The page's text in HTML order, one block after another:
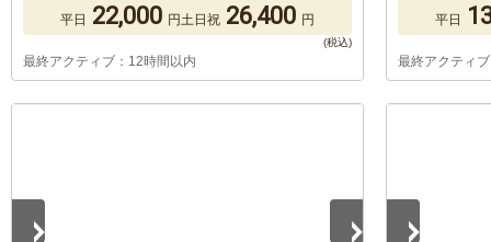
平日 22,000 円土日祝 26,400 円
最終アクティブ：12時間以内
平日
最終アクティ